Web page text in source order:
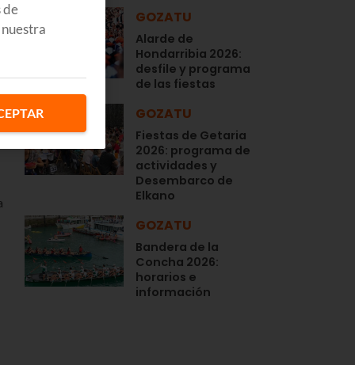
GOZATU
Alarde de
Hondarribia 2026:
desfile y programa
de las fiestas
GOZATU
Fiestas de Getaria
2026: programa de
actividades y
Desembarco de
Elkano
GOZATU
Bandera de la
Concha 2026:
horarios e
información
de